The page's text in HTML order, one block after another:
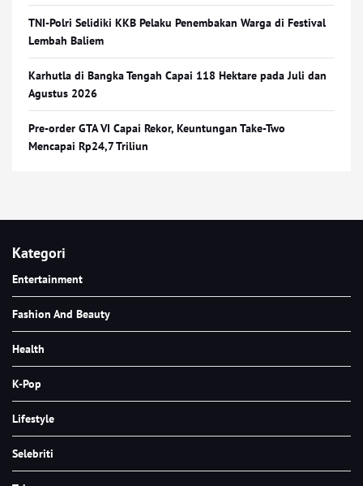
TNI-Polri Selidiki KKB Pelaku Penembakan Warga di Festival
Lembah Baliem
Karhutla di Bangka Tengah Capai 118 Hektare pada Juli dan
Agustus 2026
Pre-order GTA VI Capai Rekor, Keuntungan Take-Two
Mencapai Rp24,7 Triliun
Kategori
Entertainment
Fashion And Beauty
Health
K-Pop
Lifestyle
Selebriti